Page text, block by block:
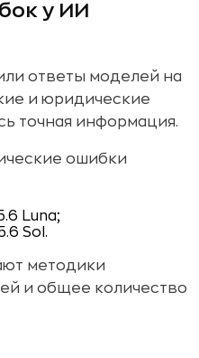
у ИИ
ответы моделей на
и юридические
точная информация.
ошибки
Luna;
Sol.
методики
и общее количество